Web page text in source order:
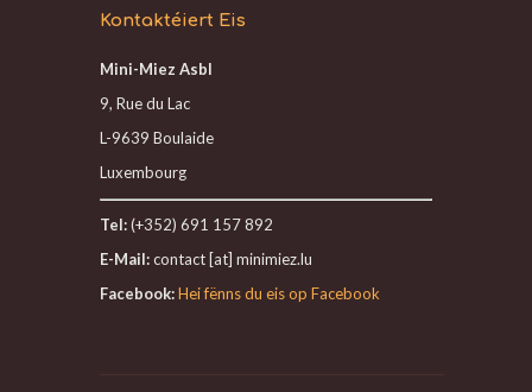
Kontaktéiert Eis
Mini-Miez Asbl
9, Rue du Lac
L-9639 Boulaide
Luxembourg
Tel:(+352) 691 157 892
E-Mail:contact [at] minimiez.lu
Facebook:Hei fënns du eis op Facebook